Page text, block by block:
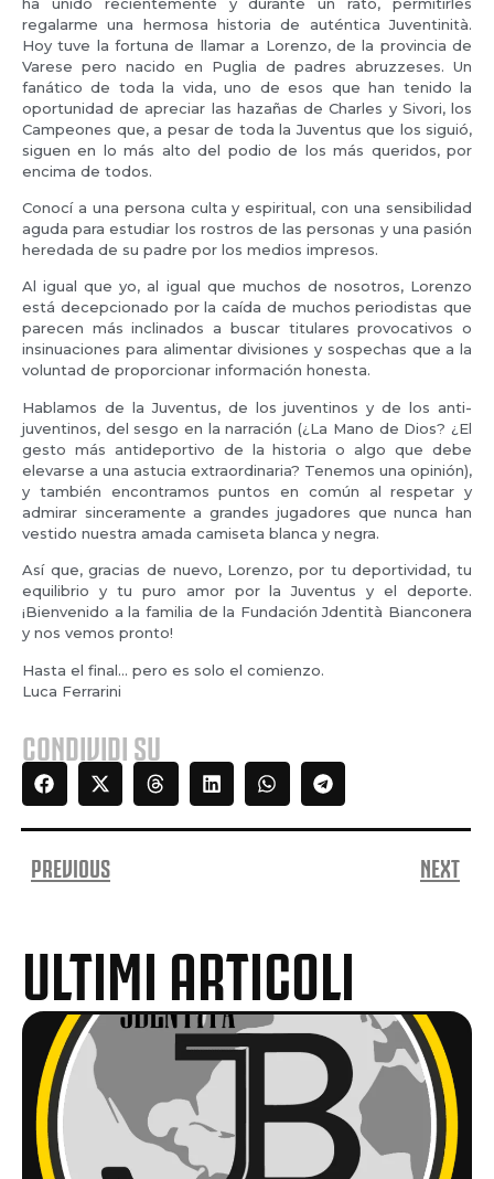
regalarme una hermosa historia de auténtica Juventinità.
Hoy tuve la fortuna de llamar a Lorenzo, de la provincia de
Varese pero nacido en Puglia de padres abruzzeses. Un
fanático de toda la vida, uno de esos que han tenido la
oportunidad de apreciar las hazañas de Charles y Sivori, los
Campeones que, a pesar de toda la Juventus que los siguió,
siguen en lo más alto del podio de los más queridos, por
encima de todos.
Conocí a una persona culta y espiritual, con una sensibilidad
aguda para estudiar los rostros de las personas y una pasión
heredada de su padre por los medios impresos.
Al igual que yo, al igual que muchos de nosotros, Lorenzo
está decepcionado por la caída de muchos periodistas que
parecen más inclinados a buscar titulares provocativos o
insinuaciones para alimentar divisiones y sospechas que a la
voluntad de proporcionar información honesta.
Hablamos de la Juventus, de los juventinos y de los anti-
juventinos, del sesgo en la narración (¿La Mano de Dios? ¿El
gesto más antideportivo de la historia o algo que debe
elevarse a una astucia extraordinaria? Tenemos una opinión),
y también encontramos puntos en común al respetar y
admirar sinceramente a grandes jugadores que nunca han
vestido nuestra amada camiseta blanca y negra.
Así que, gracias de nuevo, Lorenzo, por tu deportividad, tu
equilibrio y tu puro amor por la Juventus y el deporte.
¡Bienvenido a la familia de la Fundación Jdentità Bianconera
y nos vemos pronto!
Hasta el final… pero es solo el comienzo.
Luca Ferrarini
CONDIVIDI SU
PREVIOUS NEXT
ULTIMI ARTICOLI